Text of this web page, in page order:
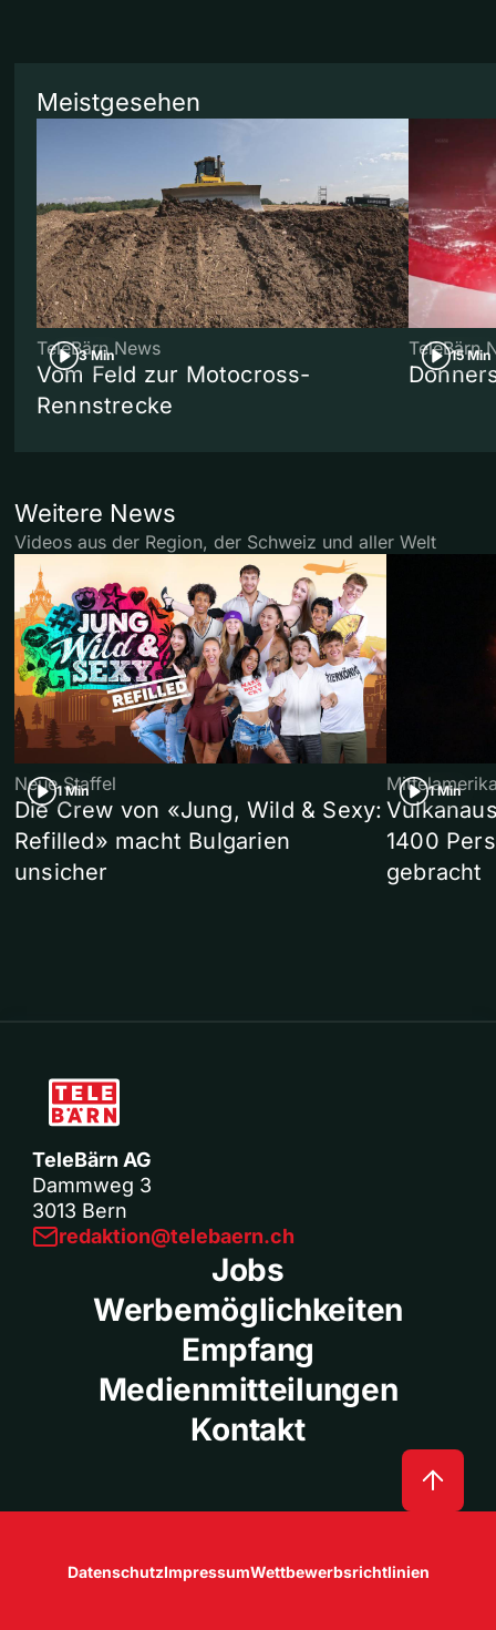
Meistgesehen
3 Min
TeleBärn News
Vom Feld zur Motocross-
Rennstrecke
15 Min
TeleBärn
Weitere News
Videos aus der Region, der Schweiz und aller Welt
1 Min
Neue Staffel
Die Crew von «Jung, Wild & Sexy:
Refilled» macht Bulgarien
unsicher
1 Min
1400
gebracht
TeleBärn AG
Dammweg 3
3013 Bern
redaktion@telebaern.ch
Jobs
Werbemöglichkeiten
Empfang
Medienmitteilungen
Kontakt
DatenschutzImpressumWettbewerbsrichtlinien